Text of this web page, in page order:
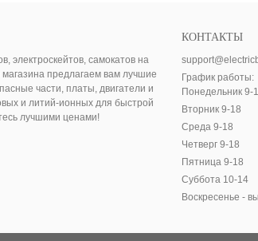
электроскейтов, самокатов на
магазина предлагаем вам лучшие
части, платы, двигатели и
и литий-ионных для быстрой
лучшими ценами!
КОНТАКТЫ
График работы:
Понедельник 9-
Вторник 9-18
Среда 9-18
Четверг 9-18
Пятница 9-18
Суббота 10-14
Воскресенье -